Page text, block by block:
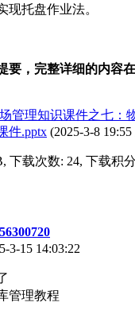
现托盘作业法。
要，完整详细的内容
管理知识课件之七：
件.pptx (2025-3-8
下载次数: 24, 下载积
3-15 14:03:22
管理教程